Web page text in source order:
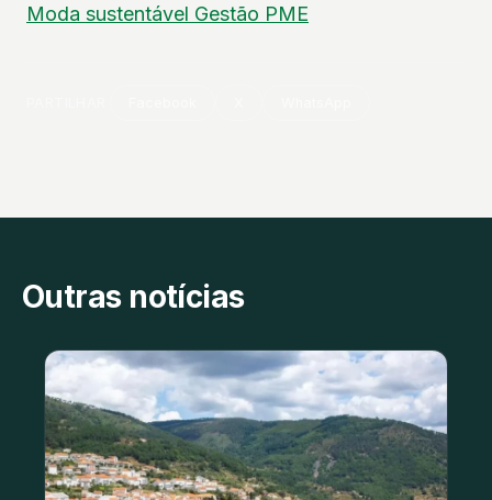
Moda sustentável Gestão PME
Outras notícias